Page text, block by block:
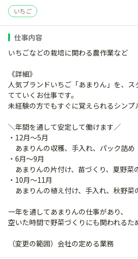
いちご
仕事内容
いちごなどの栽培に関わる農作業など
《詳細》
人気ブランドいちご「あまりん」を、
てていくお仕事です。
未経験の方でもすぐに覚えられるシンプ
＼年間を通して安定して働けます／
・12月〜5月
あまりんの収穫、手入れ、パック詰め
・6月〜9月
あまりんの片付け、苗づくり、夏野菜
・10月〜11月
あまりんの植え付け、手入れ、秋野菜
一年を通してあまりんの仕事があり、
空いた時間で野菜づくりにも関われるた
（変更の範囲）会社の定める業務